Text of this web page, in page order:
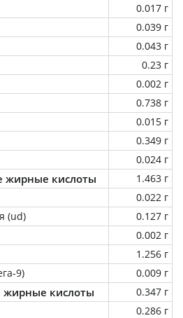
0.017 г
0.039 г
0.043 г
0.23 г
0.002 г
0.738 г
0.015 г
0.349 г
0.024 г
кислоты
1.463 г
0.022 г
(ud)
0.127 г
0.002 г
1.256 г
9)
0.009 г
кислоты
0.347 г
0.286 г